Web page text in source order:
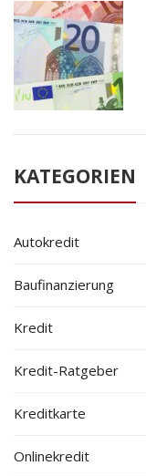
KATEGORIEN
Autokredit
Baufinanzierung
Kredit
Kredit-Ratgeber
Kreditkarte
Onlinekredit